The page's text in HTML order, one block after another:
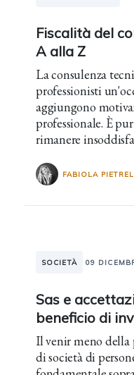
Fiscalità del
A alla Z
La consulenza
professionisti
aggiungono
professionale. È
rimanere
FABIOLA
SOCIETÀ 09
Sas e
beneficio di
Il venir meno della
di società di